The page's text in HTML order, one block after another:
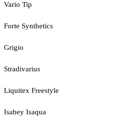
Vario Tip
Forte Synthetics
Grigio
Stradivarius
Liquitex Freestyle
Isabey Isaqua